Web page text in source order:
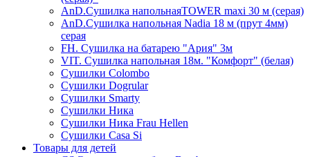
AnD.Сушилка напольнаяTOWER maxi 30 м (серая)
AnD.Сушилка напольная Nadia 18 м (прут 4мм)
серая
FH. Сушилка на батарею "Ария" 3м
VIT. Сушилка напольная 18м. "Комфорт" (белая)
Cушилки Colombo
Сушилки Dogrular
Сушилки Smarty
Сушилки Ника
Сушилки Ника Frau Hellen
Сушилки Сasa Si
Товары для детей